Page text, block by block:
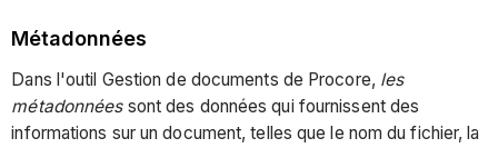
Métadonnées
Dans l'outil Gestion de documents de Procore, les
métadonnéessont des données qui fournissent des
informations sur un document, telles que le nom du fichier, la